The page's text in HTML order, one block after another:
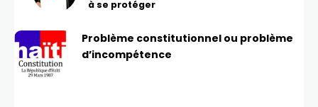
à se protéger
Problème constitutionnel ou problème
d’incompétence